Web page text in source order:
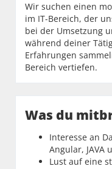
Wir suchen einen
im IT-Bereich, der
bei der Umsetzung
während deiner
Erfahrungen
Bereich vertiefen.
Was du
Interesse an
Angular, JAVA
Lust auf eine